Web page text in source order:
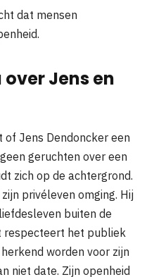
dat mensen
Jens en
Jens Dendoncker een
geruchten over een
zich op de achtergrond.
privéleven omging. Hij
buiten de
respecteert het publiek
worden voor zijn
niet date. Zijn openheid